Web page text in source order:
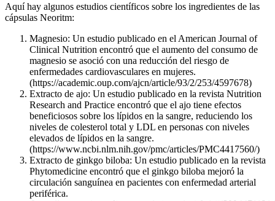
Aquí hay algunos estudios científicos sobre los ingredientes de las
cápsulas Neoritm:
Magnesio: Un estudio publicado en el American Journal of
Clinical Nutrition encontró que el aumento del consumo de
magnesio se asoció con una reducción del riesgo de
enfermedades cardiovasculares en mujeres.
(https://academic.oup.com/ajcn/article/93/2/253/4597678)
Extracto de ajo: Un estudio publicado en la revista Nutrition
Research and Practice encontró que el ajo tiene efectos
beneficiosos sobre los lípidos en la sangre, reduciendo los
niveles de colesterol total y LDL en personas con niveles
elevados de lípidos en la sangre.
(https://www.ncbi.nlm.nih.gov/pmc/articles/PMC4417560/)
Extracto de ginkgo biloba: Un estudio publicado en la revista
Phytomedicine encontró que el ginkgo biloba mejoró la
circulación sanguínea en pacientes con enfermedad arterial
periférica.